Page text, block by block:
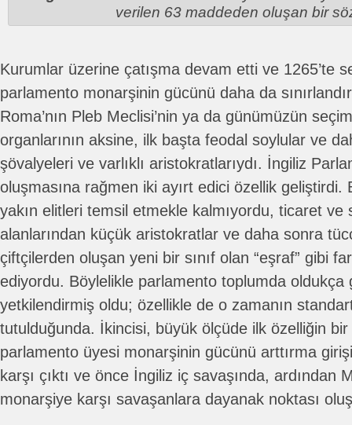
verilen 63 maddeden oluşan bir
Kurumlar üzerine çatışma devam etti ve 1265’te
parlamento monarşinin gücünü daha da
Roma’nın Pleb Meclisi’nin ya da günümüzün
organlarının aksine, ilk başta feodal soylular ve
şövalyeleri ve varlıklı aristokratlarıydı. İngiliz
oluşmasına rağmen iki ayırt edici özellik geliştirdi.
yakın elitleri temsil etmekle kalmıyordu, ticaret ve
alanlarından küçük aristokratlar ve daha sonra
çiftçilerden oluşan yeni bir sınıf olan “eşraf” gibi
ediyordu. Böylelikle parlamento toplumda oldukça
yetkilendirmiş oldu; özellikle de o zamanın
tutulduğunda. İkincisi, büyük ölçüde ilk özelliğin
parlamento üyesi monarşinin gücünü arttırma
karşı çıktı ve önce İngiliz iç savaşında, ardından
monarşiye karşı savaşanlara dayanak noktası